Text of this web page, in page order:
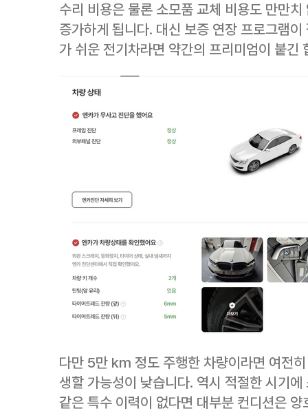
수리 비용은 물론 소모품 교체 비용도 만만
증가하게 됩니다. 대신 보증 연장 프로그램
가 쉬운 전기차라면 약간의 프리미엄이 붙긴
다만 5만 km 정도 주행한 차량이라면 여전
생할 가능성이 낮습니다. 역시 적절한 시기
같은 특수 이력이 없다면 대부분 컨디션은